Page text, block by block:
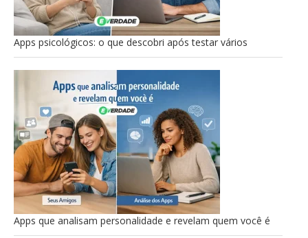
Apps psicológicos: o que descobri após testar vários
Apps que analisam personalidade e revelam quem você é